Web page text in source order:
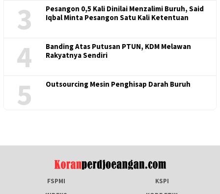
3
Pesangon 0,5 Kali Dinilai Menzalimi Buruh, Said
Iqbal Minta Pesangon Satu Kali Ketentuan
4
Banding Atas Putusan PTUN, KDM Melawan
Rakyatnya Sendiri
5 Outsourcing Mesin Penghisap Darah Buruh
FSPMI
KSPI